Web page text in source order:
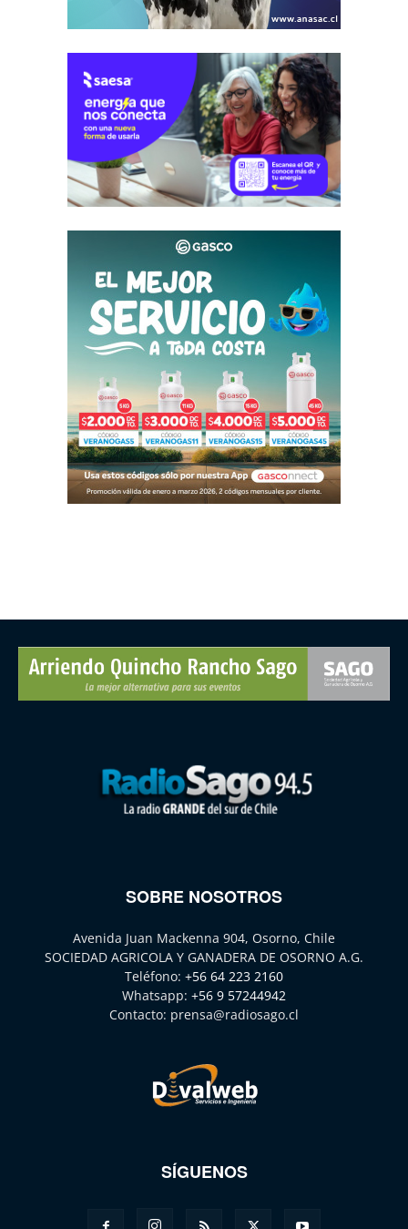
SOBRE NOSOTROS
Avenida Juan Mackenna 904, Osorno, Chile
SOCIEDAD AGRICOLA Y GANADERA DE OSORNO A.G.
Teléfono: +56 64 223 2160
Whatsapp: +56 9 57244942
Contacto: prensa@radiosago.cl
SÍGUENOS